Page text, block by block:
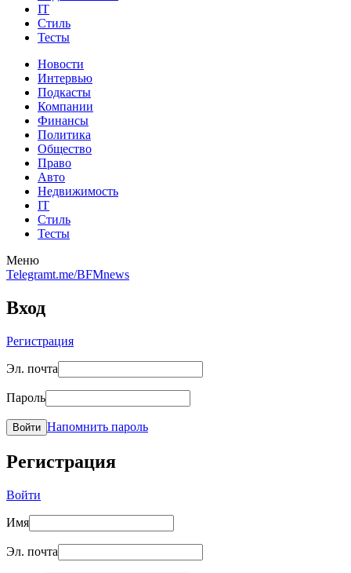
IT
Стиль
Тесты
Новости
Интервью
Подкасты
Компании
Финансы
Политика
Общество
Право
Авто
Недвижимость
IT
Стиль
Тесты
Меню
Telegramt.me/BFMnews
Вход
Регистрация
Эл. почта
Пароль
Войти Напомнить пароль
Регистрация
Войти
Имя
Эл. почта